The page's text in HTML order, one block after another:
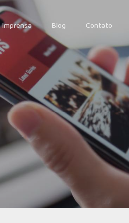
Imprensa Blog Contato